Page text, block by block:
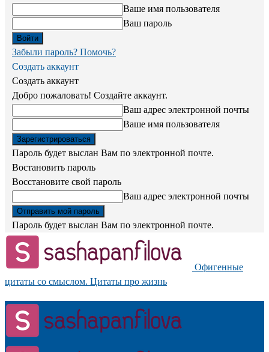
Ваше имя пользователя
Ваш пароль
Забыли пароль? Помочь?
Создать аккаунт
Создать аккаунт
Добро пожаловать! Создайте аккаунт.
Ваш адрес электронной почты
Ваше имя пользователя
Пароль будет выслан Вам по электронной почте.
Востановить пароль
Восстановите свой пароль
Ваш адрес электронной почты
Пароль будет выслан Вам по электронной почте.
Офигенные
цитаты со смыслом. Цитаты про жизнь